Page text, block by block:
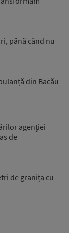
până când nu
din Bacău
agenției
de
de granița cu